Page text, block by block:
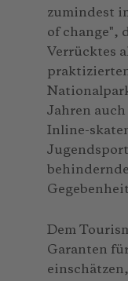
zumindest
of change",
Verrücktes
Jahren
Inline-
Dem
Garanten